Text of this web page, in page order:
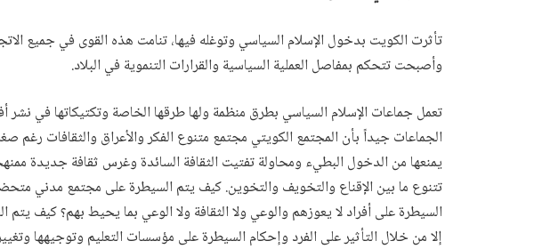
تأثرت الكويت بدخول الإسلام السياسي وتوغله فيها، تنامت هذه القوى في جميع
وأصبحت تتحكم بمفاصل العملية السياسية والقرارات التنموية في البلاد.
تعمل جماعات الإسلام السياسي بطرق منظمة ولها طرقها الخاصة وتكتيكاتها في نشر
الجماعات جيداً بأن المجتمع الكويتي مجتمع متنوع الفكر والأعراق والثقافات رغم
يمنعها من الدخول البطيء ومحاولة تفتيت الثقافة السائدة وغرس ثقافة جديدة
تتنوع ما بين الإقناع والتخويف والتخوين. كيف يتم السيطرة على مجتمع مدني
السيطرة على أفراد لا يعوزهم والوعي ولا الثقافة ولا الوعي بما يحيط بهم؟ كيف
إلا من خلال التأثير على الفرد وإحكام السيطرة على مؤسسات التعليم وتوجيهها